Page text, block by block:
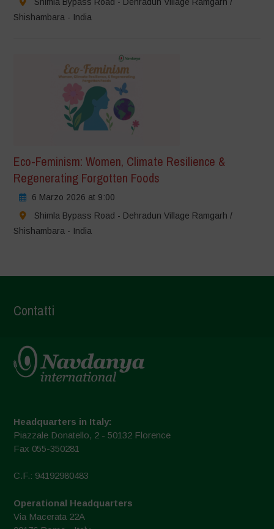
Shishambara - India
Eco-Feminism: Women, Climate Resilience &
Regenerating Forgotten Foods
6 Marzo 2026 at 9:00
Shimla Bypass Road - Dehradun Village Ramgarh /
Shishambara - India
Contatti
Headquarters in Italy:
Piazzale Donatello, 2 - 50132 Florence
Fax 055-350281
C.F.: 94192980483
Operational Headquarters
Via Macerata 22A